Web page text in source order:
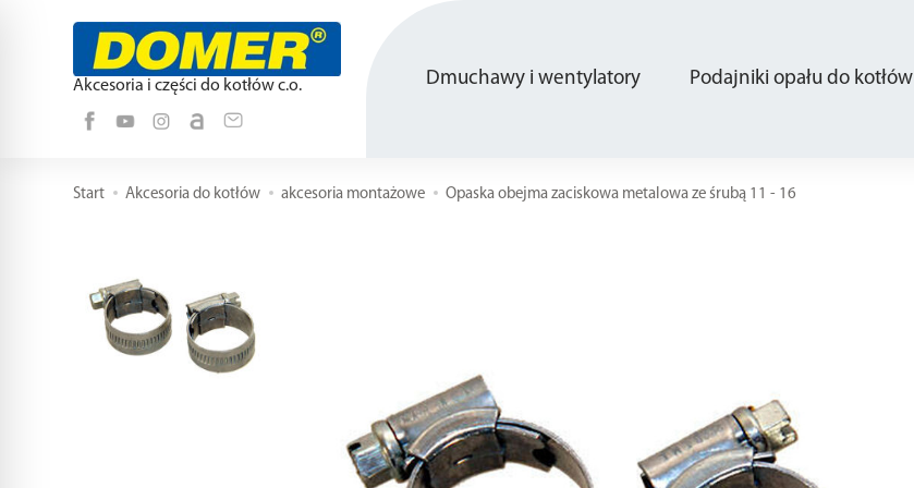
Akcesoria i części do kotłów c.o. Dmuchawy i wentylatory Podajniki opału do kotłów
Start Akcesoria do kotłów akcesoria montażowe Opaska obejma zaciskowa metalowa ze śrubą 11 - 16